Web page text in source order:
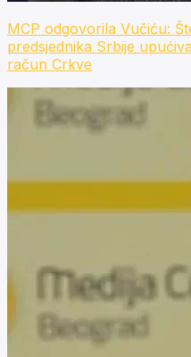
MCP odgovorila Vučiću:
predsjednika Srbije
račun Crkve